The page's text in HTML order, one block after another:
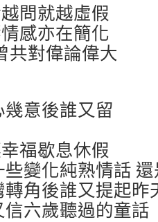
問就越虛假
感亦在簡化
共對偉論偉大
意後誰又留
福歇息休假
變化純熟情話
角後誰又提起昨
六歲聽過的童話